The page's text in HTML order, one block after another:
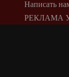
Написать
РЕКЛАМА